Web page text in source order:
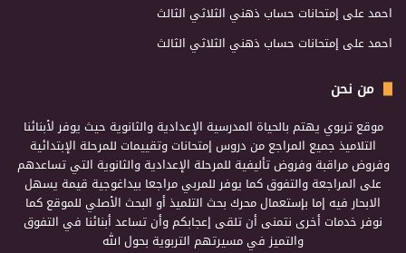
احمدعلى إمتحانات حساب ذهني الثلاثي الثالث
احمدعلى إمتحانات حساب ذهني الثلاثي الثالث
من نحن
موقع تربوي يهتم بالحياة المدرسية الإعدادية والثانوية حيث يوفر لأبنائنا
التلاميذ جميع المراجع من دروس إمتحانات وتقييمات للمرحلة الإبتدائية
وفروض مراقبة وفروض تأليفية للمرحلة الإعدادية والثانوية التي تساعدهم
على المراجعة والتفوق كما يوفر للمربي مراجعا بيداغوجية قيمة يسهل
الابحار فيه إما بإستعمال محرك بحث التلميذ أو البحث الأصلي للموقع كما
نوفر خدمات أخرى نتمنى أن تلقى إعجابكم وأن تساعد أبنائنا في التفوق
والتميز في مسيرتهم التربوية بحول الله